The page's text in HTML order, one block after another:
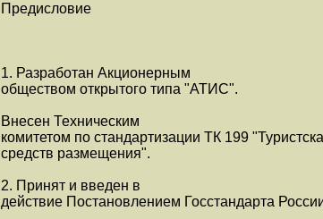
Предисловие
1. Разработан Акционерным
обществом открытого типа "АТИС".
Внесен Техническим
комитетом по стандартизации ТК 199
средств размещения".
2. Принят и введен в
действие Постановлением Госстандарта